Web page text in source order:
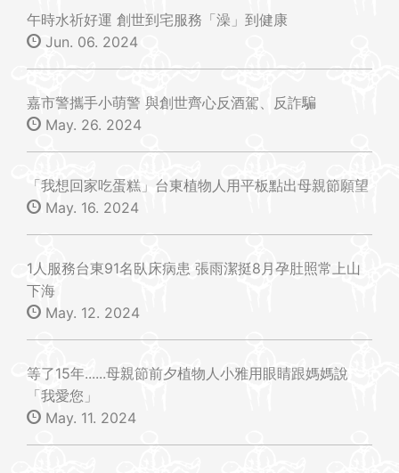
午時水祈好運 創世到宅服務「澡」到健康
Jun. 06. 2024
嘉市警攜手小萌警 與創世齊心反酒駕、反詐騙
May. 26. 2024
「我想回家吃蛋糕」台東植物人用平板點出母親節願望
May. 16. 2024
1人服務台東91名臥床病患 張雨潔挺8月孕肚照常上山
下海
May. 12. 2024
等了15年......母親節前夕植物人小雅用眼睛跟媽媽說
「我愛您」
May. 11. 2024